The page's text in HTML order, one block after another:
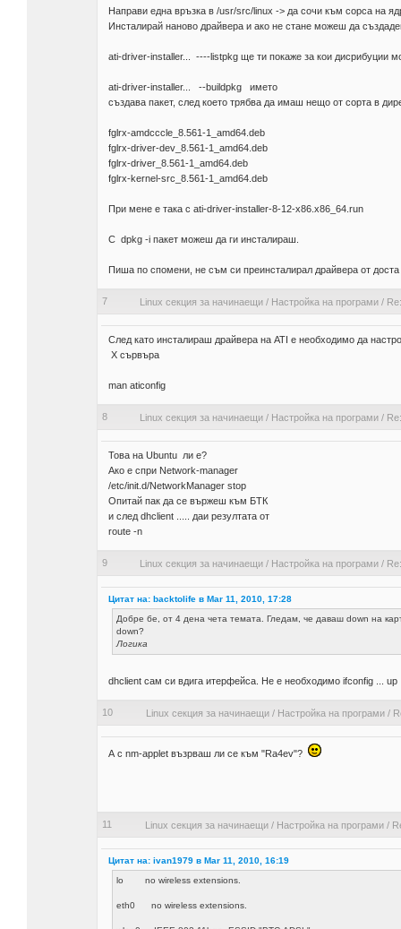
Направи една връзка в /usr/src/linux -> да сочи към сорса на
Инсталирай наново драйвера и ако не стане можеш да
ati-driver-installer... ----listpkg ще ти покаже за кои дисрибуции
ati-driver-installer... --buildpkg името
създава пакет, след което трябва да имаш нещо от сорта в
fglrx-amdcccle_8.561-1_amd64.deb
fglrx-driver-dev_8.561-1_amd64.deb
fglrx-driver_8.561-1_amd64.deb
fglrx-kernel-src_8.561-1_amd64.deb
При мене е така с ati-driver-installer-8-12-x86.x86_64.run
С dpkg -i пакет можеш да ги инсталираш.
Пиша по спомени, не съм си преинсталирал драйвера от
7 Linux секция за начинаещи/ Настройка на програми/
След като инсталираш драйвера на ATI е необходимо да
X сървъра
man aticonfig
8 Linux секция за начинаещи/ Настройка на програми/
Това на Ubuntu ли е?
Ако е спри Network-manager
/etc/init.d/NetworkManager stop
Опитай пак да се вържеш към БТК
и след dhclient ..... даи резултата от
route -n
9 Linux секция за начинаещи/ Настройка на програми/
Цитат на: backtolife в Mar 11, 2010, 17:28
Добре бе, от 4 дена чета темата. Гледам, че даваш down на
down?
Логика
dhclient сам си вдига итерфейса. Не е необходимо ifconfig ... up
10 Linux секция за начинаещи/ Настройка на програми/
А с nm-applet възрваш ли се към "Ra4ev"?
11 Linux секция за начинаещи/ Настройка на програми/
Цитат на: ivan1979 в Mar 11, 2010, 16:19
lo no wireless extensions.
eth0 no wireless extensions.